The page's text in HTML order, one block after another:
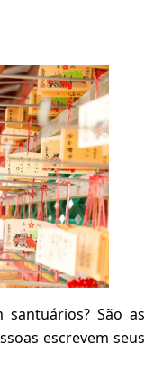
santuários? São as
escrevem seus